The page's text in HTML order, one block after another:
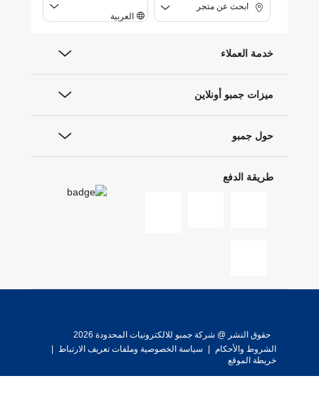
ابحث عن متجر
العربية
خدمة العملاء
ميزات جمبو أونلاين
حول جمبو
طريقة الدفع
حقوق النشر @ شركة جمبو للالكترونيات المحدودة 2026
الشروط والأحكام
سياسة الخصوصية وملفات تعريف الارتباط
خريطة الموقع